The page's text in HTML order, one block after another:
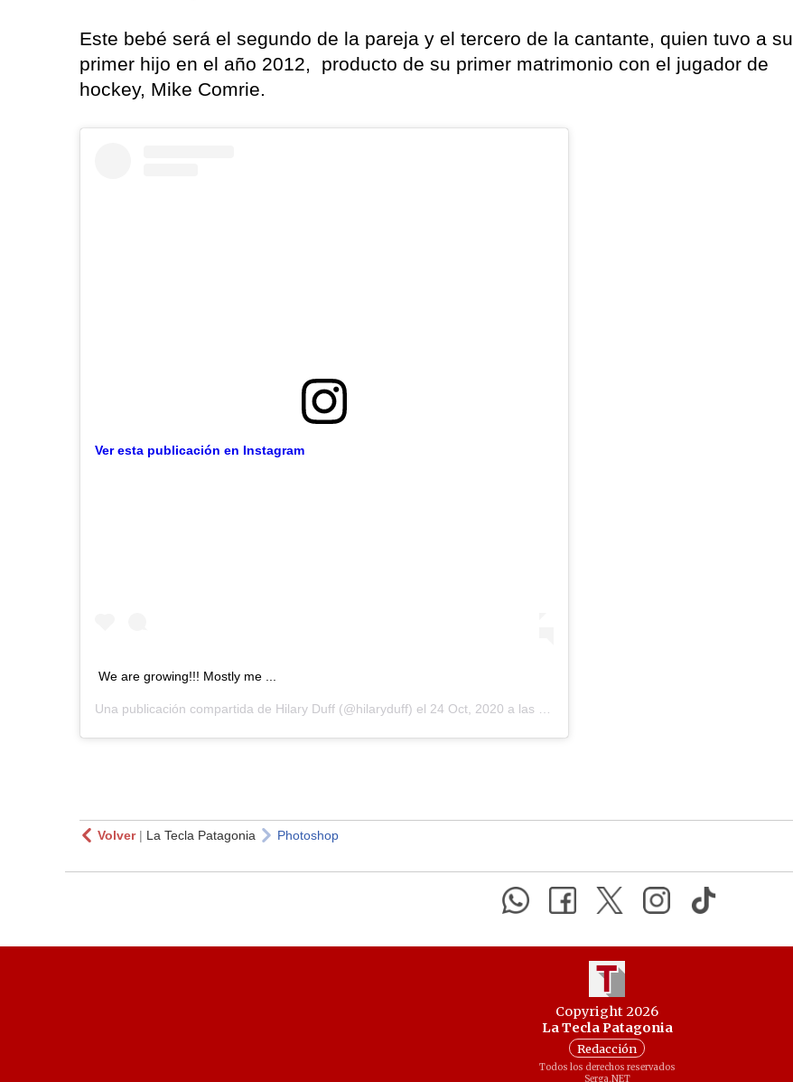
Este bebé será el segundo de la pareja y el tercero de la cantante, quien tuvo a su
primer hijo en el año 2012, producto de su primer matrimonio con el jugador de
hockey, Mike Comrie.
Ver esta publicación en Instagram
We are growing!!! Mostly me ...
Una publicación compartida de Hilary Duff (@hilaryduff) el 24 Oct, 2020 a las 8:28 PDT
Volver| La Tecla Patagonia Photoshop
Copyright 2026
La Tecla Patagonia
Redacción
Todos los derechos reservados
Serga.NET